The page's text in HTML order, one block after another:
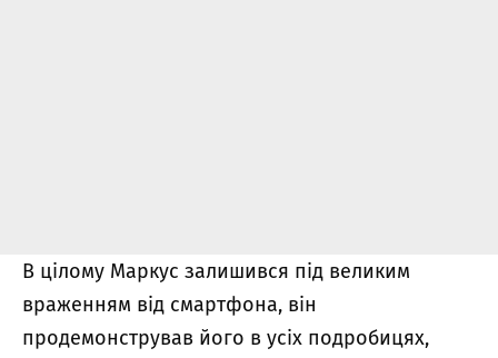
В цілому Маркус залишився під великим
враженням від смартфона, він
продемонстрував його в усіх подробицях,